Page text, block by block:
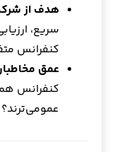
هدف از
سریع،
کنفرانس
عمق
کنفرانس
عمومی‌ترند؟